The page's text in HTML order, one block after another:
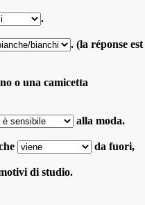
.
. (la réponse est
o una camicetta
alla moda.
da fuori,
di studio.